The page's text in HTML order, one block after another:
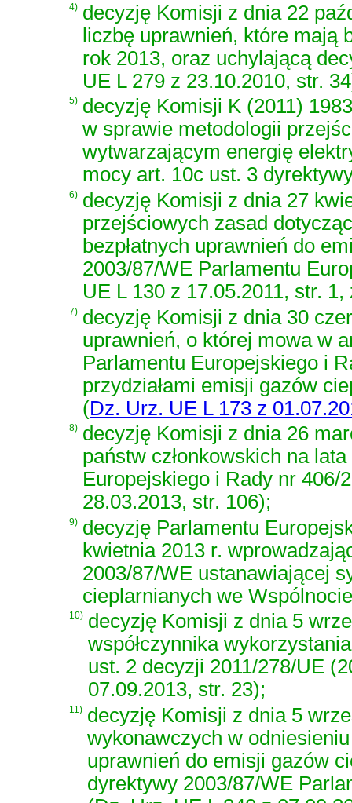
4) decyzję Komisji z dnia 22
liczbę uprawnień, które mają
rok 2013, oraz uchylającą
UE L 279 z 23.10.2010, str.
5) decyzję Komisji K (2011)
w sprawie metodologii
wytwarzającym energię
mocy art. 10c ust. 3
6) decyzję Komisji z dnia 27
przejściowych zasad
bezpłatnych uprawnień do
2003/87/WE Parlamentu
UE L 130 z 17.05.2011, str.
7) decyzję Komisji z dnia 30
uprawnień, o której mowa w
Parlamentu Europejskiego i
przydziałami emisji gazów
(Dz. Urz. UE L 173 z
8) decyzję Komisji z dnia 26
państw członkowskich na
Europejskiego i Rady nr 406/
28.03.2013, str. 106);
9) decyzję Parlamentu
kwietnia 2013 r.
2003/87/WE ustanawiającej
cieplarnianych we Wspólnocie
10) decyzję Komisji z dnia 5
współczynnika
ust. 2 decyzji 2011/278/UE
07.09.2013, str. 23);
11) decyzję Komisji z dnia 5
wykonawczych w
uprawnień do emisji gazów
dyrektywy 2003/87/WE